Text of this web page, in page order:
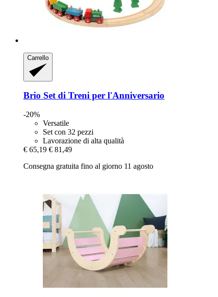
Carrello
Brio Set di Treni per l'Anniversario
-20%
Versatile
Set con 32 pezzi
Lavorazione di alta qualità
€ 65,19 € 81,49
Consegna gratuita fino al giorno 11 agosto